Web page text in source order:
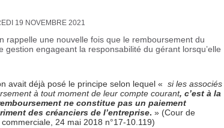
19 NOVEMBRE 2021
rappelle une nouvelle fois que le remboursement du
gestion engageant la responsabilité du gérant lorsqu’elle
avait déjà posé le principe selon lequel « si les associés
à tout moment de leur compte courant, c’est à la
ne constitue pas un paiement
des créanciers de l’entreprise. » (Cour de
24 mai 2018 n°17-10.119)